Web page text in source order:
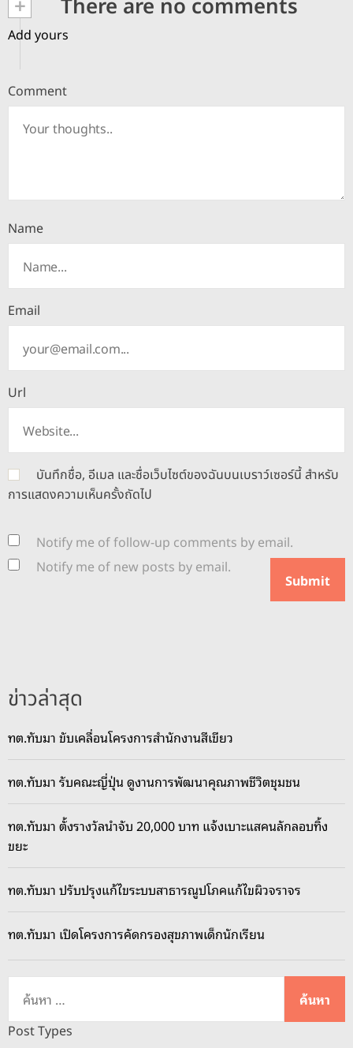
+ There are no comments
Add yours
Comment
Name
Email
Url
บันทึกชื่อ, อีเมล และชื่อเว็บไซต์ของฉันบนเบราว์เซอร์นี้ สำหรับ
การแสดงความเห็นครั้งถัดไป
Notify me of follow-up comments by email.
Notify me of new posts by email.
ข่าวล่าสุด
ทต.ทับมา ขับเคลื่อนโครงการสำนักงานสีเขียว
ทต.ทับมา รับคณะญี่ปุ่น ดูงานการพัฒนาคุณภาพชีวิตชุมชน
ทต.ทับมา ตั้งรางวัลนำจับ 20,000 บาท แจ้งเบาะแสคนลักลอบทิ้ง
ขยะ
ทต.ทับมา ปรับปรุงแก้ไขระบบสาธารณูปโภคแก้ไขผิวจราจร
ทต.ทับมา เปิดโครงการคัดกรองสุขภาพเด็กนักเรียน
ห
Post Types